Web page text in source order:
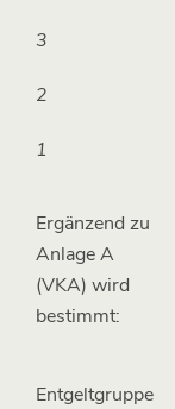
3
2
1
Ergänzend zu
Anlage A
(VKA) wird
bestimmt:
Entgeltgruppe